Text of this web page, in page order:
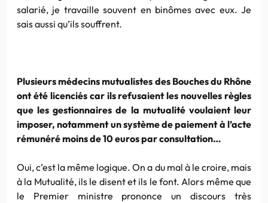
salarié, je travaille souvent en binômesavec eux. Je
sais aussi qu’ils souffrent.
Plusieurs médecins mutualistes des Bouches du Rhône
ont été licenciés car ils refusaient les nouvelles règles
que les gestionnaires de la mutualité voulaient leur
imposer, notamment un système de paiement à l’acte
rémunéré moins de 10eurospar consultation…
Oui, c’est la même logique. On a du mal à le croire, mais
à la Mutualité, ils le disent et ils le font. Alors même que
le Premier ministre prononce un discours très